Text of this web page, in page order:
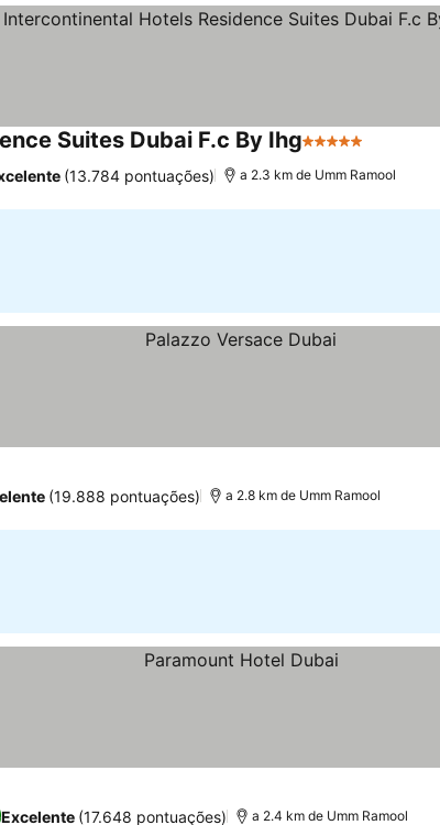
Suites Dubai F.c By Ihg5 Estrelas
(13.784 pontuações) a 2.3 km de Umm Ramool
(19.888 pontuações) a 2.8 km de Umm Ramool
Excelente (17.648 pontuações) a 2.4 km de Umm Ramool